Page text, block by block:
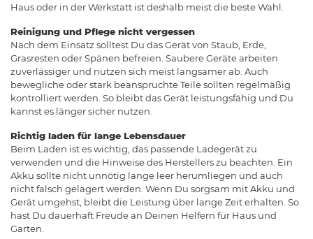
Haus oder in der Werkstatt ist deshalb meist die beste Wahl.
Reinigung und Pflege nicht vergessen
Nach dem Einsatz solltest Du das Gerät von Staub, Erde,
Grasresten oder Spänen befreien. Saubere Geräte arbeiten
zuverlässiger und nutzen sich meist langsamer ab. Auch
bewegliche oder stark beanspruchte Teile sollten regelmäßig
kontrolliert werden. So bleibt das Gerät leistungsfähig und Du
kannst es länger sicher nutzen.
Richtig laden für lange Lebensdauer
Beim Laden ist es wichtig, das passende Ladegerät zu
verwenden und die Hinweise des Herstellers zu beachten. Ein
Akku sollte nicht unnötig lange leer herumliegen und auch
nicht falsch gelagert werden. Wenn Du sorgsam mit Akku und
Gerät umgehst, bleibt die Leistung über lange Zeit erhalten. So
hast Du dauerhaft Freude an Deinen Helfern für Haus und
Garten.